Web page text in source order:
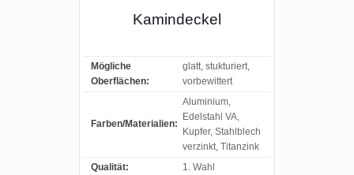
Kamindeckel
Mögliche
Oberflächen:
glatt, stukturiert,
vorbewittert
Farben/Materialien:
Aluminium,
Edelstahl VA,
Kupfer, Stahlblech
verzinkt, Titanzink
Qualität:
1. Wahl